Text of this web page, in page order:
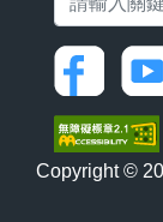
Copyright ©